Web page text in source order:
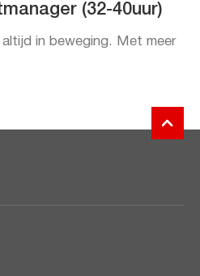
(32-40uur)
in beweging. Met meer